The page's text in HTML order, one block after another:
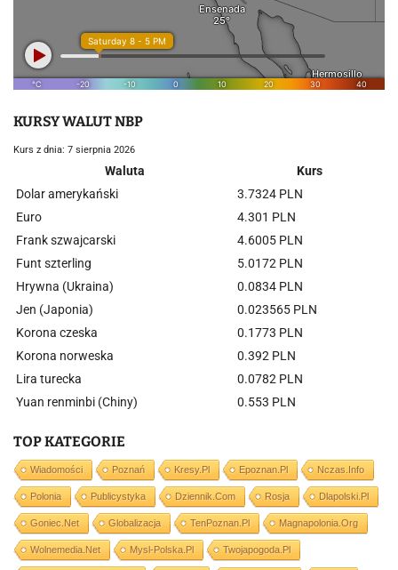
KURSY WALUT NBP
Kurs z dnia: 7 sierpnia 2026
Waluta
Kurs
Dolar amerykański
3.7324 PLN
Euro
4.301 PLN
Frank szwajcarski
4.6005 PLN
Funt szterling
5.0172 PLN
Hrywna (Ukraina)
0.0834 PLN
Jen (Japonia)
0.023565 PLN
Korona czeska
0.1773 PLN
Korona norweska
0.392 PLN
Lira turecka
0.0782 PLN
Yuan renminbi (Chiny)
0.553 PLN
TOP KATEGORIE
Wiadomości Poznań Kresy.pl Epoznan.pl Nczas.info
Polonia Publicystyka Dziennik.com Rosja Dlapolski.pl
Goniec.net Globalizacja TenPoznan.pl Magnapolonia.org
Wolnemedia.net Mysl-Polska.pl Twojapogoda.pl